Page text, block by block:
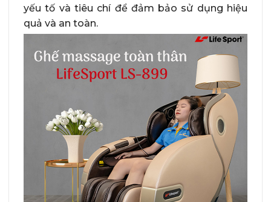
yếu tố và tiêu chí để đảm bảo sử dụng hiệu
quả và an toàn.